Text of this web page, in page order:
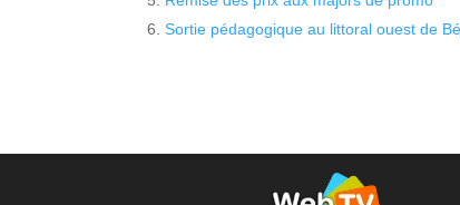
Sortie pédagogique au littoral ouest de